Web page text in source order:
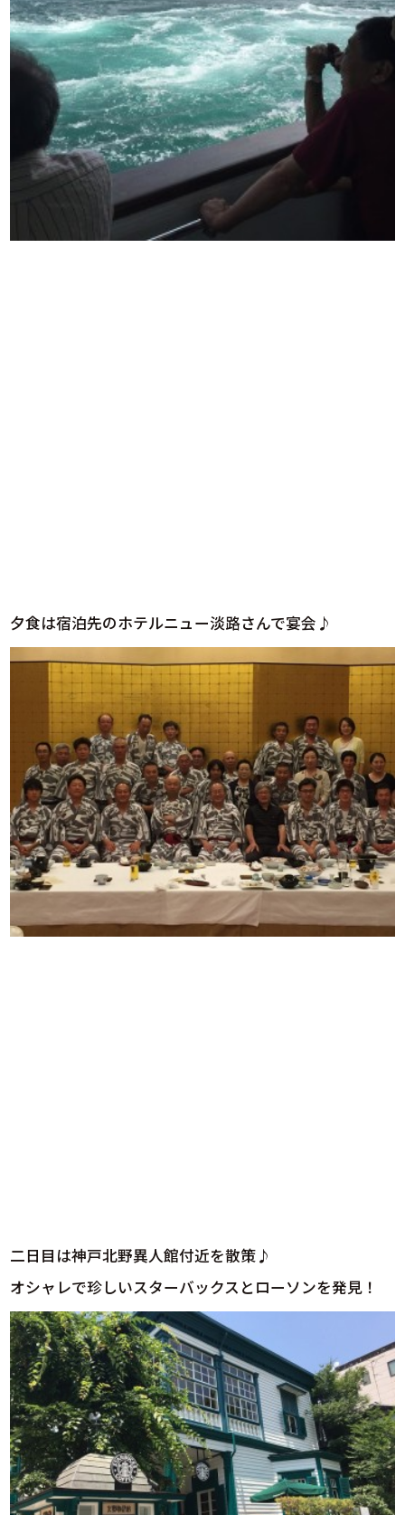
夕食は宿泊先のホテルニュー淡路さんで宴会♪
二日目は神戸北野異人館付近を散策♪
オシャレで珍しいスターバックスとローソンを発見！